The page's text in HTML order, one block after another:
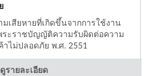
เสียหายที่เกิดขึ้นจากการใช้งาน
ะราชบัญญัติความรับผิดต่อความ
ไม่ปลอดภัย พ.ศ. 2551
ดูรายละเอียด